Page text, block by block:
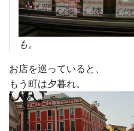
も。
お店を巡っていると、
もう町は夕暮れ。